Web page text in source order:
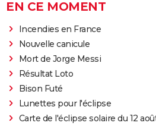
EN CE MOMENT
Incendies en France
Nouvelle canicule
Mort de Jorge Messi
Résultat Loto
Bison Futé
Lunettes pour l'éclipse
Carte de l'éclipse solaire du 12